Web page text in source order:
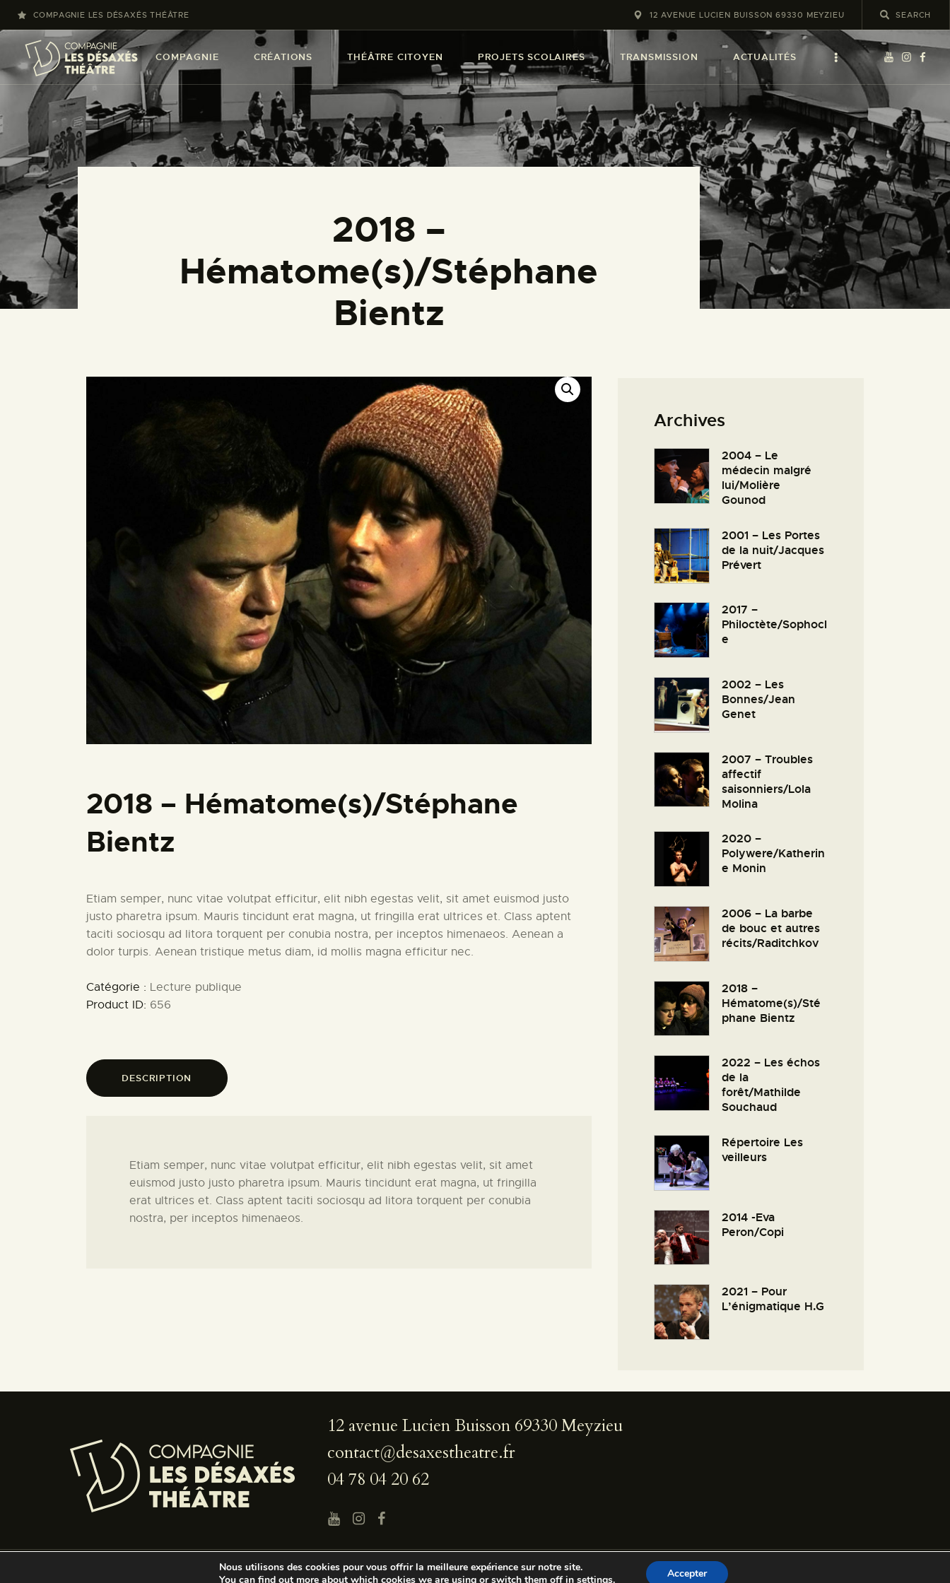
COMPAGNIE LES DÉSAXÉS THÉÂTRE 12 AVENUE LUCIEN BUISSON 69330 MEYZIEU
COMPAGNIE CRÉATIONS THÉÂTRE CITOYEN PROJETS SCOLAIRES TRANSMISSION ACTUALITÉS
2018 –
Hématome(s)/Stéphane
Bientz
CRÉATIONS
THÉÂTRE CITOYEN
PROJETS SCOLAIRES
TRANSMISSION
AGENDA
CONTACT
2018 – Hématome(s)/Stéphane
Bientz
Etiam semper, nunc vitae volutpat efficitur, elit nibh egestas velit, sit amet euismod justo
justo pharetra ipsum. Mauris tincidunt erat magna, ut fringilla erat ultrices et. Class aptent
taciti sociosqu ad litora torquent per conubia nostra, per inceptos himenaeos. Aenean a
dolor turpis. Aenean tristique metus diam, id mollis magna efficitur nec.
Catégorie : Lecture publique
Product ID: 656
DESCRIPTION
Etiam semper, nunc vitae volutpat efficitur, elit nibh egestas velit, sit amet
euismod justo justo pharetra ipsum. Mauris tincidunt erat magna, ut fringilla
erat ultrices et. Class aptent taciti sociosqu ad litora torquent per conubia
nostra, per inceptos himenaeos.
Archives
2004 – Le
médecin malgré
lui/Molière
Gounod
2001 – Les Portes
de la nuit/Jacques
Prévert
2017 –
Philoctète/Sophocl
e
2002 – Les
Bonnes/Jean
Genet
2007 – Troubles
affectif
saisonniers/Lola
Molina
2020 –
Polywere/Katherin
e Monin
2006 – La barbe
de bouc et autres
récits/Raditchkov
2018 –
Hématome(s)/Sté
phane Bientz
2022 – Les échos
de la
forêt/Mathilde
Souchaud
Répertoire Les
veilleurs
2014 -Eva
Peron/Copi
2021 – Pour
L’énigmatique H.G
12 avenue Lucien Buisson 69330 Meyzieu
contact@desaxestheatre.fr
04 78 04 20 62
© 2026. LES DÉSAXÉS THÉÂTRE – TOUS DROITS RÉSERVÉS.
Nous utilisons des cookies pour vous offrir la meilleure expérience sur notre site.
You can find out more about which cookies we are using or switch them off in settings. Accepter